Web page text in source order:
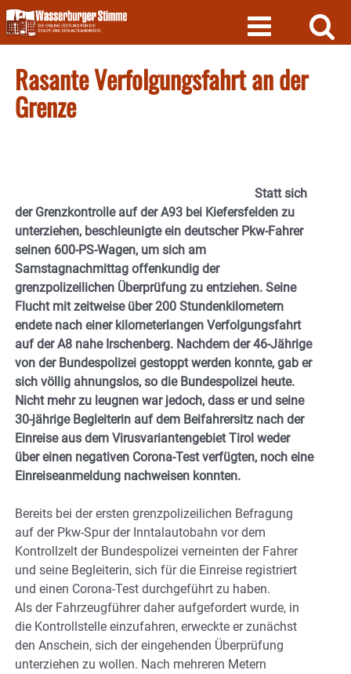
Skip
to
content
Rasante Verfolgungsfahrt an der
Grenze
Statt sich
der Grenzkontrolle auf der A93 bei Kiefersfelden zu
unterziehen, beschleunigte ein deutscher Pkw-Fahrer
seinen 600-PS-Wagen, um sich am
Samstagnachmittag offenkundig der
grenzpolizeilichen Überprüfung zu entziehen. Seine
Flucht mit zeitweise über 200 Stundenkilometern
endete nach einer kilometerlangen Verfolgungsfahrt
auf der A8 nahe Irschenberg. Nachdem der 46-Jährige
von der Bundespolizei gestoppt werden konnte, gab er
sich völlig ahnungslos, so die Bundespolizei heute.
Nicht mehr zu leugnen war jedoch, dass er und seine
30-jährige Begleiterin auf dem Beifahrersitz nach der
Einreise aus dem Virusvariantengebiet Tirol weder
über einen negativen Corona-Test verfügten, noch eine
Einreiseanmeldung nachweisen konnten.
Bereits bei der ersten grenzpolizeilichen Befragung
auf der Pkw-Spur der Inntalautobahn vor dem
Kontrollzelt der Bundespolizei verneinten der Fahrer
und seine Begleiterin, sich für die Einreise registriert
und einen Corona-Test durchgeführt zu haben.
Als der Fahrzeugführer daher aufgefordert wurde, in
die Kontrollstelle einzufahren, erweckte er zunächst
den Anschein, sich der eingehenden Überprüfung
unterziehen zu wollen. Nach mehreren Metern